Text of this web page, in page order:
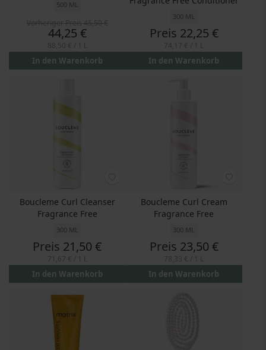
500 ML
Preis
44,25 €
In den Warenkorb
300 ML
Preis 22,25 €
In den Warenkorb
Boucleme Curl Cleanser
Fragrance Free
300 ML
Preis 21,50 €
In den Warenkorb
Boucleme Curl Cream
Fragrance Free
300 ML
Preis 23,50 €
In den Warenkorb